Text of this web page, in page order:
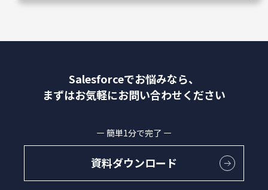
Salesforceでお悩みなら、
まずはお気軽にお問い合わせください
簡単1分で完了
資料ダウンロード